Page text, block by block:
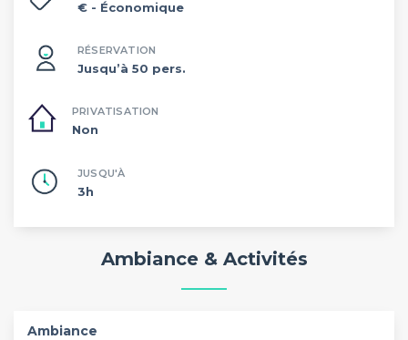
€ - Économique
RÉSERVATION
Jusqu’à 50 pers.
PRIVATISATION
Non
JUSQU'À
3h
Ambiance & Activités
Ambiance